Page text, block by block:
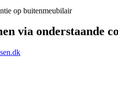
op buitenmeubilair
via onderstaande